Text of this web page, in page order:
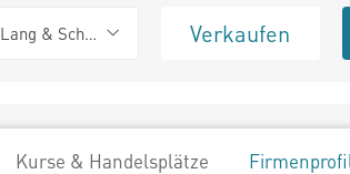
Lang & Schwarz Verkaufen
Kurse & Handelsplätze